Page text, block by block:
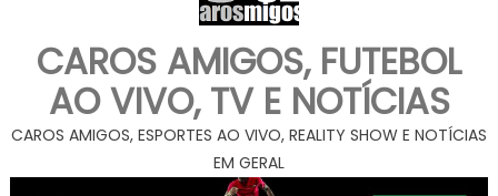
CAROS AMIGOS, FUTEBOL
AO VIVO, TV E NOTÍCIAS
CAROS AMIGOS, ESPORTES AO VIVO, REALITY SHOW E NOTÍCIAS
EM GERAL